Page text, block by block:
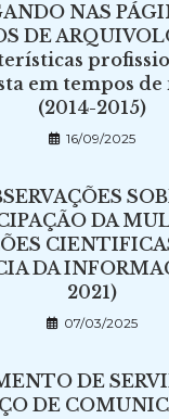
NAS
DE
em tempos de
(2014-2015)
16/09/2025
DA
DA
2021)
07/03/2025
DE
DE